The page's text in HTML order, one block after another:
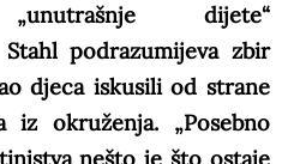
dijete“
podrazumijeva zbir
djeca iskusili od strane
okruženja. „Posebno